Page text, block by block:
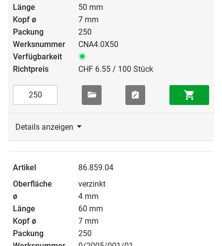
50 mm
7 mm
250
CNA4.0X50
CHF 6.55 / 100 Stück
Details anzeigen
86.859.04
verzinkt
4 mm
60 mm
7 mm
250